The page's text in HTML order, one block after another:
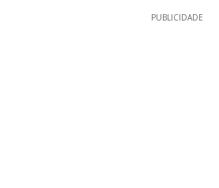
PUBLICIDADE